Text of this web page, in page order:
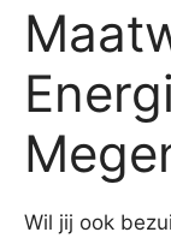
Wil jij ook